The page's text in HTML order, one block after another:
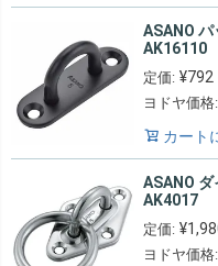
ASANO
AK16110
定価: ¥792
ヨドヤ価格:
カート
ASANO
AK4017
定価: ¥
ヨドヤ価格: